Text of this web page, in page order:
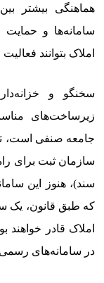
هماهنگی بیشتر
سامانه‌ها و
املاک بتوانند
سخنگو و
زیرساخت‌های
جامعه صنفی است،
سازمان ثبت برای
سند)، هنوز این
که طبق قانون، یک
املاک قادر خواهند
در سامانه‌های رسمی